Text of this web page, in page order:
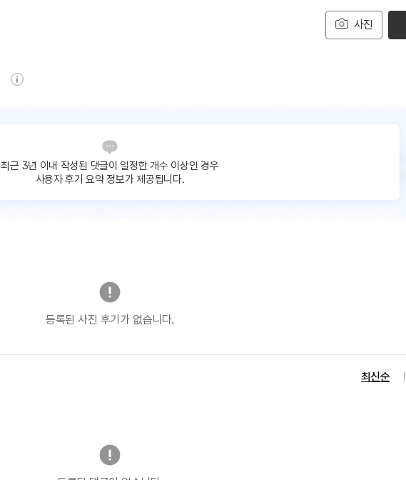
사진
최근 3년 이내 작성된 댓글이 일정한 개수 이상인 경우
사용자 후기 요약 정보가 제공됩니다.
등록된 사진 후기가 없습니다.
최신순